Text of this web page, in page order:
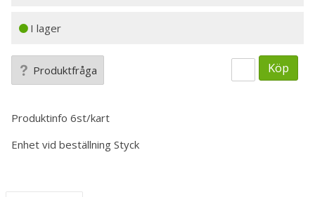
I lager
Produktfråga Köp
Produktinfo 6st/kart
Enhet vid beställning Styck